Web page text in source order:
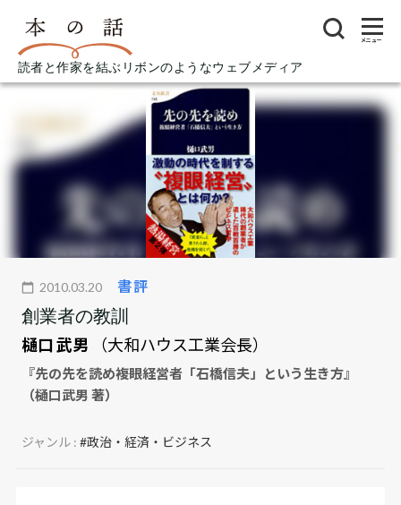
読者と作家を結ぶリボンのようなウェブメディア
メニュー
2010.03.20 書評
創業者の教訓
樋口 武男
（大和ハウス工業会長）
『先の先を読め――複眼経営者「石橋信夫」という生き方』
（樋口武男 著）
ジャンル :#政治・経済・ビジネス